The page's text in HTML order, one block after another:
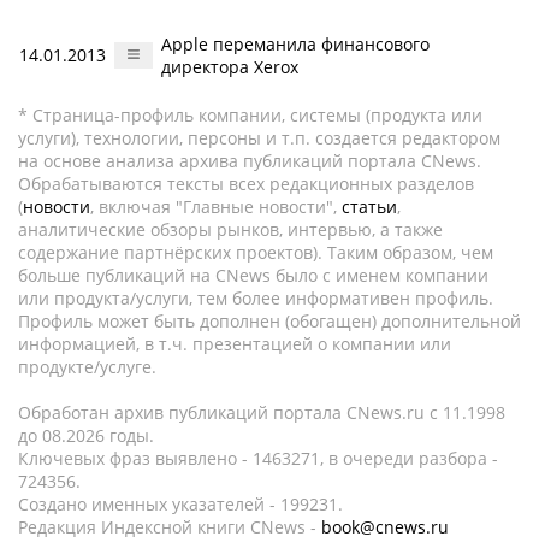
14.01.2013
Apple переманила финансового
директора Xerox
* Страница-профиль компании, системы (продукта или
услуги), технологии, персоны и т.п. создается редактором
на основе анализа архива публикаций портала CNews.
Обрабатываются тексты всех редакционных разделов
(новости, включая "Главные новости", статьи,
аналитические обзоры рынков, интервью, а также
содержание партнёрских проектов). Таким образом, чем
больше публикаций на CNews было с именем компании
или продукта/услуги, тем более информативен профиль.
Профиль может быть дополнен (обогащен) дополнительной
информацией, в т.ч. презентацией о компании или
продукте/услуге.
Обработан архив публикаций портала CNews.ru c 11.1998
до 08.2026 годы.
Ключевых фраз выявлено - 1463271, в очереди разбора -
724356.
Создано именных указателей - 199231.
Редакция Индексной книги CNews - book@cnews.ru